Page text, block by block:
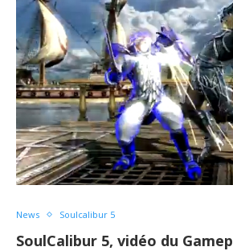
News Soulcalibur 5
SoulCalibur 5, vidéo du